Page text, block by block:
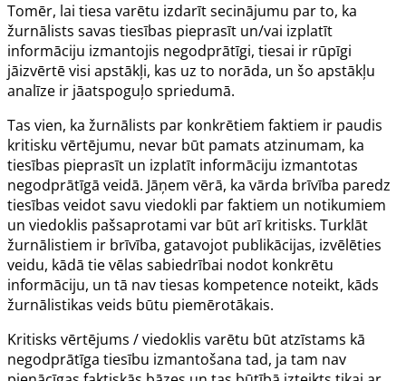
Tomēr, lai tiesa varētu izdarīt secinājumu par to, ka
žurnālists savas tiesības pieprasīt un/vai izplatīt
informāciju izmantojis negodprātīgi, tiesai ir rūpīgi
jāizvērtē visi apstākļi, kas uz to norāda, un šo apstākļu
analīze ir jāatspoguļo spriedumā.
Tas vien, ka žurnālists par konkrētiem faktiem ir paudis
kritisku vērtējumu, nevar būt pamats atzinumam, ka
tiesības pieprasīt un izplatīt informāciju izmantotas
negodprātīgā veidā. Jāņem vērā, ka vārda brīvība paredz
tiesības veidot savu viedokli par faktiem un notikumiem
un viedoklis pašsaprotami var būt arī kritisks. Turklāt
žurnālistiem ir brīvība, gatavojot publikācijas, izvēlēties
veidu, kādā tie vēlas sabiedrībai nodot konkrētu
informāciju, un tā nav tiesas kompetence noteikt, kāds
žurnālistikas veids būtu piemērotākais.
Kritisks vērtējums / viedoklis varētu būt atzīstams kā
negodprātīga tiesību izmantošana tad, ja tam nav